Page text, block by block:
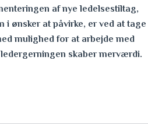
af nye ledelsestiltag,
i ønsker at påvirke, er ved at tage
mulighed for at arbejde med
skaber merværdi.